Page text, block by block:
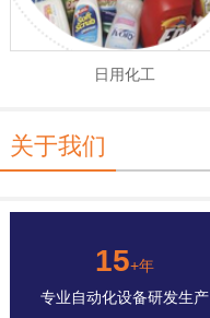
日用化工
关于我们
15+年
专业自动化设备研发生产